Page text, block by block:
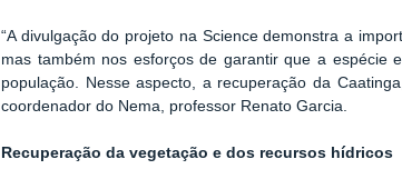
“A divulgação do projeto na Science demonstra a
mas também nos esforços de garantir que a espécie
população. Nesse aspecto, a recuperação da
coordenador do Nema, professor Renato Garcia.
Recuperação da vegetação e dos recursos hídricos